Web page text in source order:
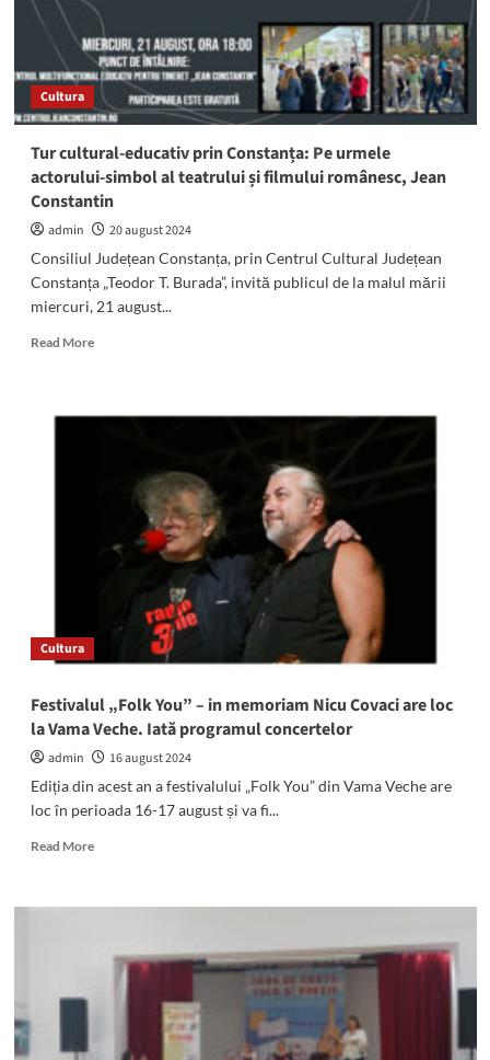
Cultura
Tur cultural-educativ prin Constanța: Pe urmele
actorului-simbol al teatrului și filmului românesc, Jean
Constantin
admin
20 august 2024
Consiliul Județean Constanța, prin Centrul Cultural Județean
Constanța „Teodor T. Burada”, invită publicul de la malul mării
miercuri, 21 august...
Read MoreRead
cultural-
Constanța:
actorului-
Constantin
Cultura
Festivalul „Folk You” – in memoriam Nicu Covaci are loc
la Vama Veche. Iată programul concertelor
admin
16 august 2024
Ediția din acest an a festivalului „Folk You” din Vama Veche are
loc în perioada 16-17 august și va fi...
Read MoreRead
Festivalul
Covaci